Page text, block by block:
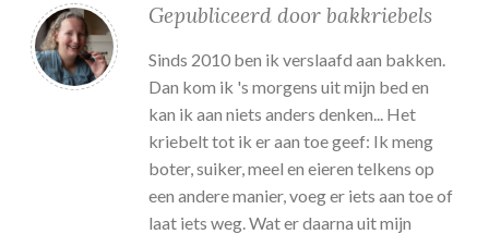
Gepubliceerd door bakkriebels
Sinds 2010 ben ik verslaafd aan bakken.
Dan kom ik 's morgens uit mijn bed en
kan ik aan niets anders denken... Het
kriebelt tot ik er aan toe geef: Ik meng
boter, suiker, meel en eieren telkens op
een andere manier, voeg er iets aan toe of
laat iets weg. Wat er daarna uit mijn